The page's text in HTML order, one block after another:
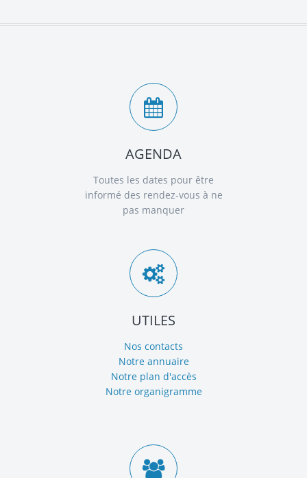
AGENDA
Toutes les dates pour être
informé des rendez-vous à ne
pas manquer
UTILES
Nos contacts
Notre annuaire
Notre plan d'accès
Notre organigramme